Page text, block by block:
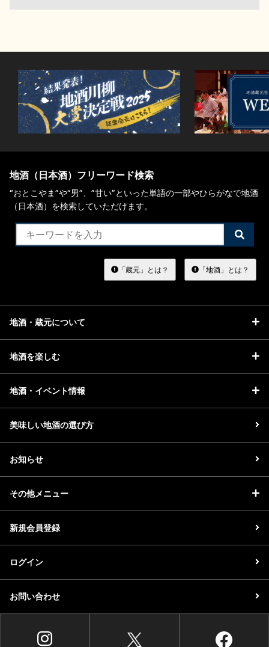
地酒（日本酒）フリーワード検索
“おとこやま”や“男”、”甘い”といった単語の一部やひらがなで地酒
（日本酒）を検索していただけます。
検
索
る
「蔵元」とは？ 「地酒」とは？
地酒・蔵元について
地酒を楽しむ
地酒・イベント情報
美味しい地酒の選び方
お知らせ
その他メニュー
新規会員登録
ログイン
お問い合わせ